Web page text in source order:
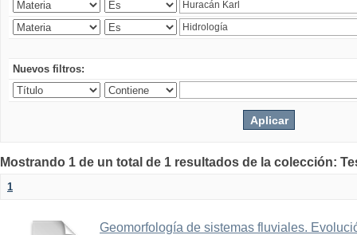
Nuevos filtros:
Mostrando 1 de un total de 1 resultados de la colección:
1
Geomorfología de sistemas fluviales.